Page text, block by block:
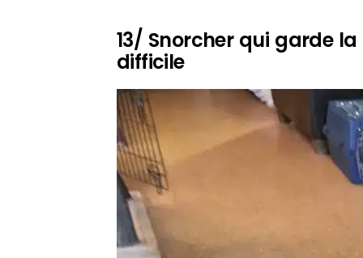
13/ Snorcher qui garde
difficile